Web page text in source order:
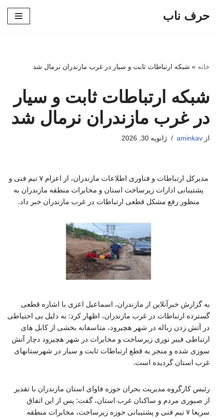
حرف ناب
خانه » شبکه ارتباطات ثابت و سیار در غرب مازندران نرمال شد
شبکه ارتباطات ثابت و سیار
در غرب مازندران نرمال شد
از aminkav ژانویه 30, 2026
مدیرکل ارتباطات و فناوری اطلاعات مازندران، از اعزام ۷ تیم فنی و
پشتیبانی ادارات زیرساخت استان و مخابرات منطقه مازندران به
منظور رفع مشکل قطعی ارتباطات در غرب مازندران خبر داد.
به گزارش خبرآنلاین از مازندران، اسماعیل اعزی با اشاره قطعی
گسترده ارتباطات در غرب مازندران، اظهار کرد: به دلیل بی احتیاطی
در آتش زدن زباله در شهر هچیرود، متاسفانه بخشی از کابل های
ارتباطی فیبر نوری زیرساخت و مخابرات در شهر هچیرود دچار آتش
سوزی شده و منجر به قطع ارتباطات ثابت و سیار در شهرستانهای
غرب استان گردیده است.
رئیس کارگروه مدیریت بحران حوزه فاوای استان مازندران با تقدیر
از صبوری مردم و ساکنان غرب استان، گفت: پس از این اتفاق
سریعا ۷ تیم فنی و پشتیبانی حوزه زیرساخت، مخابرات منطقه